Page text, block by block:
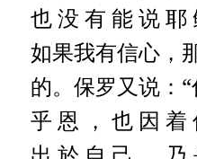
也 没 有 能 说 耶
如果我有信心，
的。保罗又说：
乎 恩 ， 也 因 着